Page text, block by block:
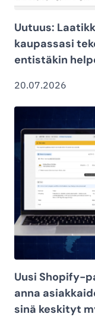
Uutuus:
kaupassasi
entistäkin
20.07.2026
Uusi Shopify-
anna
sinä keskityt